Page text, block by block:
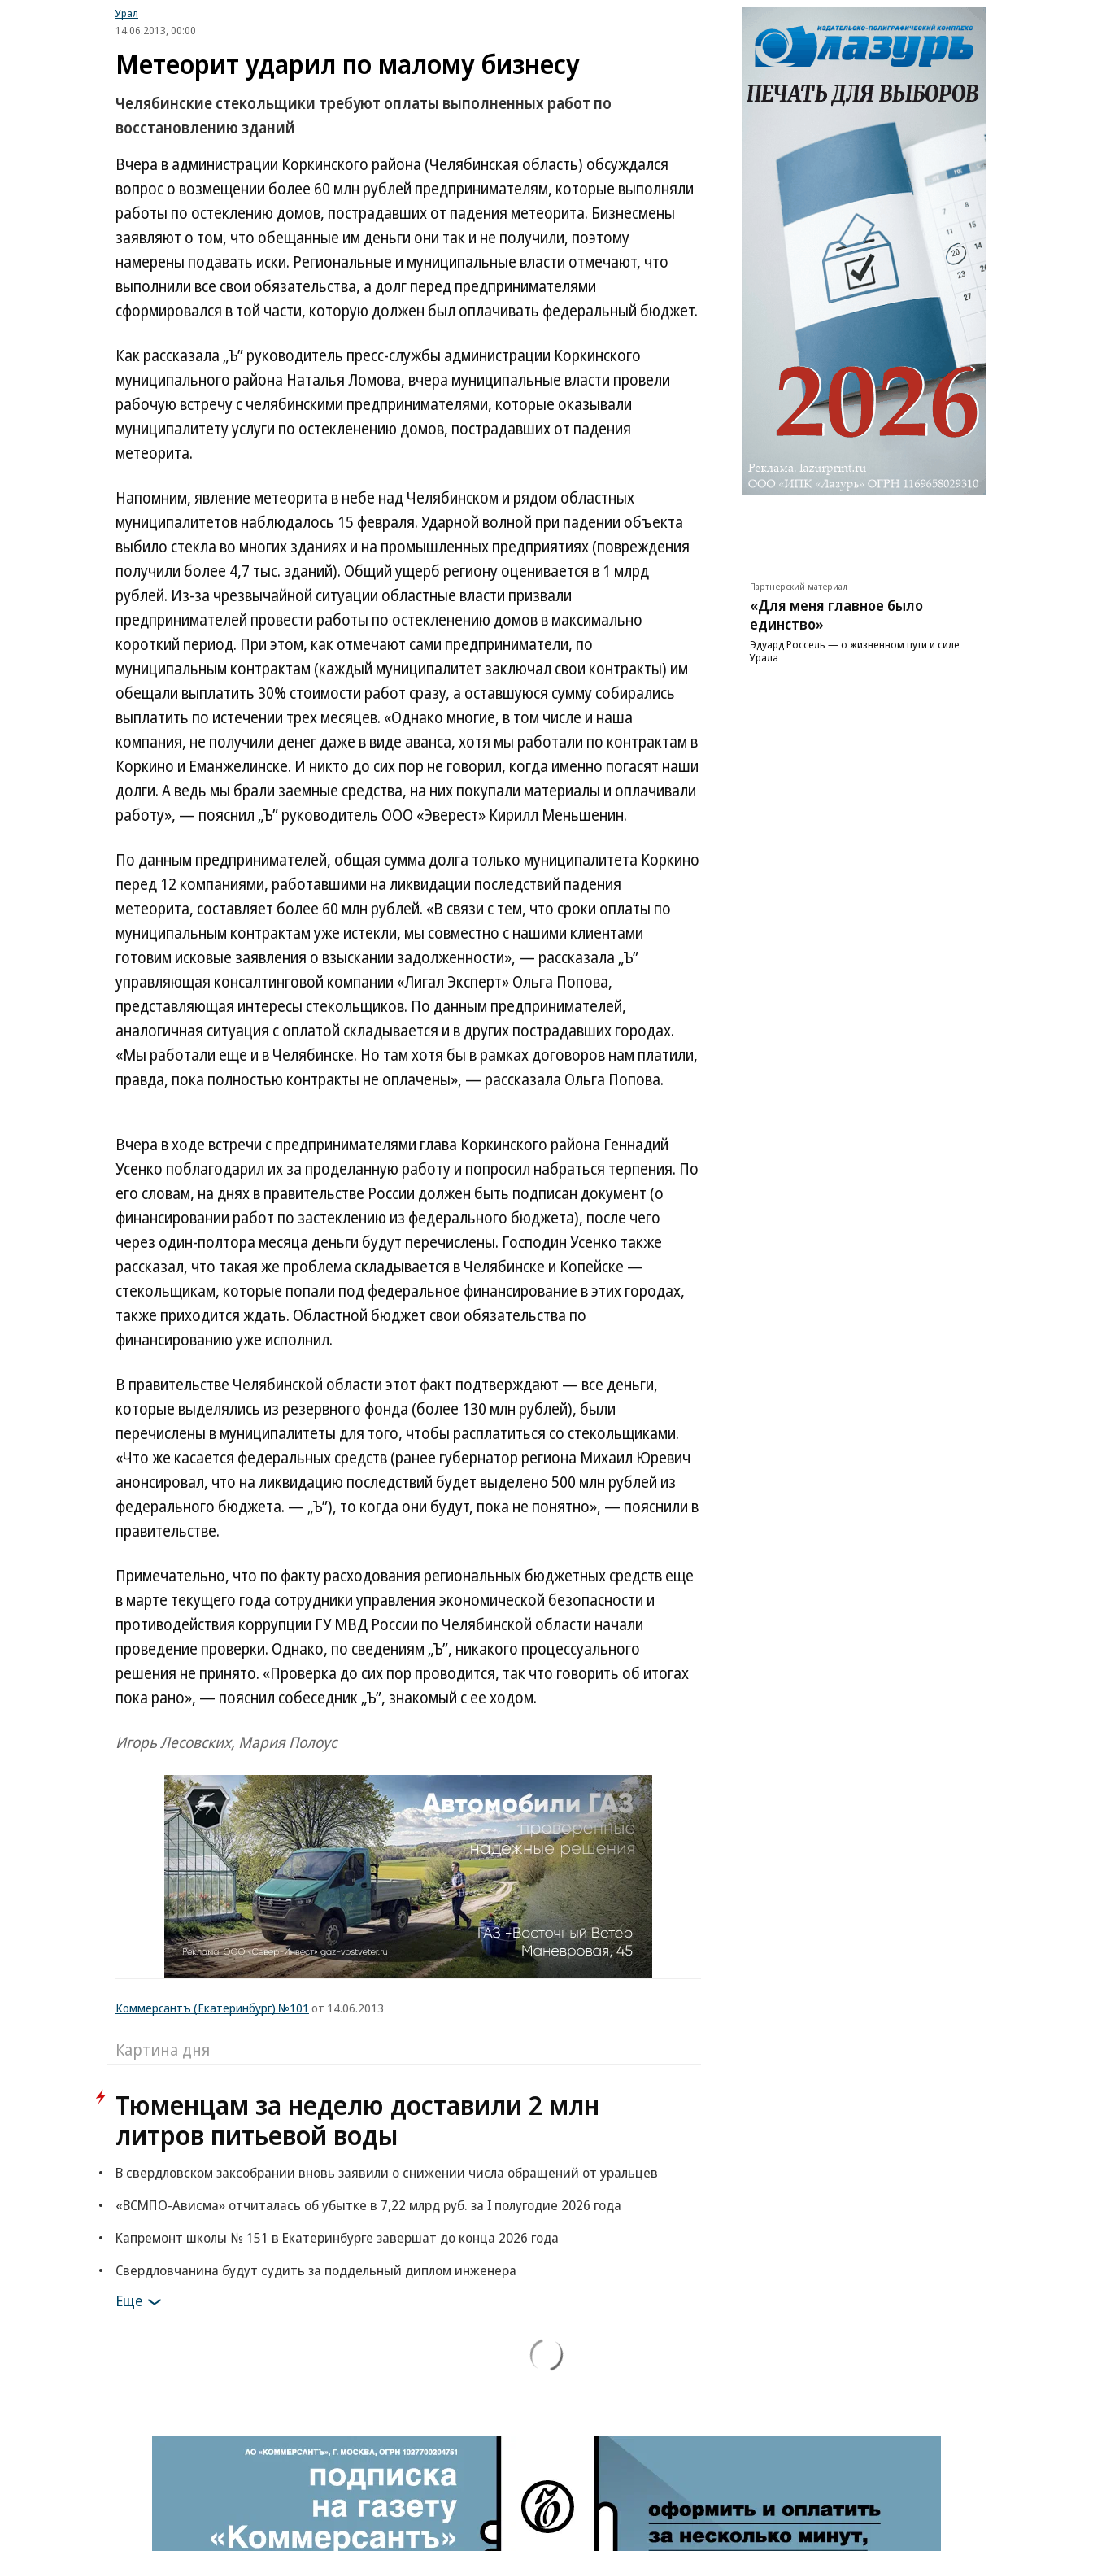
Урал
14.06.2013, 00:00
Метеорит ударил по малому бизнесу
Челябинские стекольщики требуют оплаты выполненных работ по
восстановлению зданий
Вчера в администрации Коркинского района (Челябинская область) обсуждался
вопрос о возмещении более 60 млн рублей предпринимателям, которые выполняли
работы по остеклению домов, пострадавших от падения метеорита. Бизнесмены
заявляют о том, что обещанные им деньги они так и не получили, поэтому
намерены подавать иски. Региональные и муниципальные власти отмечают, что
выполнили все свои обязательства, а долг перед предпринимателями
сформировался в той части, которую должен был оплачивать федеральный бюджет.
Как рассказала „Ъ” руководитель пресс-службы администрации Коркинского
муниципального района Наталья Ломова, вчера муниципальные власти провели
рабочую встречу с челябинскими предпринимателями, которые оказывали
муниципалитету услуги по остекленению домов, пострадавших от падения
метеорита.
Напомним, явление метеорита в небе над Челябинском и рядом областных
муниципалитетов наблюдалось 15 февраля. Ударной волной при падении объекта
выбило стекла во многих зданиях и на промышленных предприятиях (повреждения
получили более 4,7 тыс. зданий). Общий ущерб региону оценивается в 1 млрд
рублей. Из-за чрезвычайной ситуации областные власти призвали
предпринимателей провести работы по остекленению домов в максимально
короткий период. При этом, как отмечают сами предприниматели, по
муниципальным контрактам (каждый муниципалитет заключал свои контракты) им
обещали выплатить 30% стоимости работ сразу, а оставшуюся сумму собирались
выплатить по истечении трех месяцев. «Однако многие, в том числе и наша
компания, не получили денег даже в виде аванса, хотя мы работали по контрактам в
Коркино и Еманжелинске. И никто до сих пор не говорил, когда именно погасят наши
долги. А ведь мы брали заемные средства, на них покупали материалы и оплачивали
работу», — пояснил „Ъ” руководитель ООО «Эверест» Кирилл Меньшенин.
По данным предпринимателей, общая сумма долга только муниципалитета Коркино
перед 12 компаниями, работавшими на ликвидации последствий падения
метеорита, составляет более 60 млн рублей. «В связи с тем, что сроки оплаты по
муниципальным контрактам уже истекли, мы совместно с нашими клиентами
готовим исковые заявления о взыскании задолженности», — рассказала „Ъ”
управляющая консалтинговой компании «Лигал Эксперт» Ольга Попова,
представляющая интересы стекольщиков. По данным предпринимателей,
аналогичная ситуация с оплатой складывается и в других пострадавших городах.
«Мы работали еще и в Челябинске. Но там хотя бы в рамках договоров нам платили,
правда, пока полностью контракты не оплачены», — рассказала Ольга Попова.
Вчера в ходе встречи с предпринимателями глава Коркинского района Геннадий
Усенко поблагодарил их за проделанную работу и попросил набраться терпения. По
его словам, на днях в правительстве России должен быть подписан документ (о
финансировании работ по застеклению из федерального бюджета), после чего
через один-полтора месяца деньги будут перечислены. Господин Усенко также
рассказал, что такая же проблема складывается в Челябинске и Копейске —
стекольщикам, которые попали под федеральное финансирование в этих городах,
также приходится ждать. Областной бюджет свои обязательства по
финансированию уже исполнил.
В правительстве Челябинской области этот факт подтверждают — все деньги,
которые выделялись из резервного фонда (более 130 млн рублей), были
перечислены в муниципалитеты для того, чтобы расплатиться со стекольщиками.
«Что же касается федеральных средств (ранее губернатор региона Михаил Юревич
анонсировал, что на ликвидацию последствий будет выделено 500 млн рублей из
федерального бюджета. — „Ъ”), то когда они будут, пока не понятно», — пояснили в
правительстве.
Примечательно, что по факту расходования региональных бюджетных средств еще
в марте текущего года сотрудники управления экономической безопасности и
противодействия коррупции ГУ МВД России по Челябинской области начали
проведение проверки. Однако, по сведениям „Ъ”, никакого процессуального
решения не принято. «Проверка до сих пор проводится, так что говорить об итогах
пока рано», — пояснил собеседник „Ъ”, знакомый с ее ходом.
Игорь Лесовских, Мария Полоус
Коммерсантъ (Екатеринбург) №101 от 14.06.2013
Картина дня
Тюменцам за неделю доставили 2 млн
литров питьевой воды
В свердловском заксобрании вновь заявили о снижении числа обращений от уральцев
«ВСМПО-Ависма» отчиталась об убытке в 7,22 млрд руб. за I полугодие 2026 года
Капремонт школы № 151 в Екатеринбурге завершат до конца 2026 года
Свердловчанина будут судить за поддельный диплом инженера
Еще
Партнерский материал
«Для меня главное было
единство»
Эдуард Россель — о жизненном пути и силе
Урала